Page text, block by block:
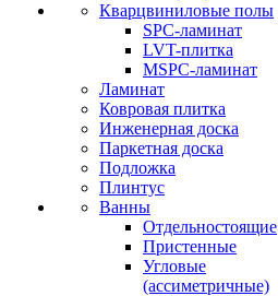
Кварцвиниловые полы
SPC-ламинат
LVT-плитка
MSPC-ламинат
Ламинат
Ковровая плитка
Инженерная доска
Паркетная доска
Подложка
Плинтус
Ванны
Отдельностоящие
Пристенные
Угловые
(ассиметричные)